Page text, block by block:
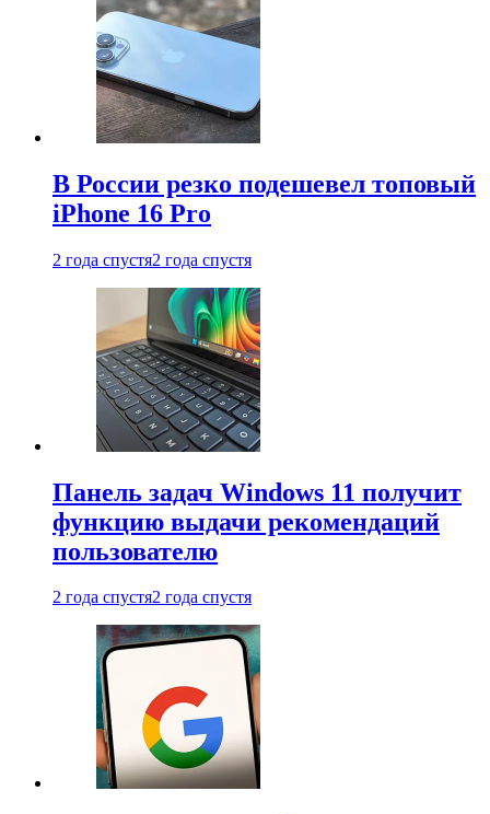
В России резко подешевел топовый
iPhone 16 Pro
2 года спустя2 года спустя
Панель задач Windows 11 получит
функцию выдачи рекомендаций
пользователю
2 года спустя2 года спустя